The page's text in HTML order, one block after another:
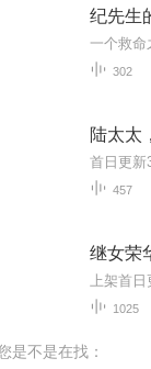
纪先生
302
陆太太
首日更
457
继女荣
1025
是不是在找：